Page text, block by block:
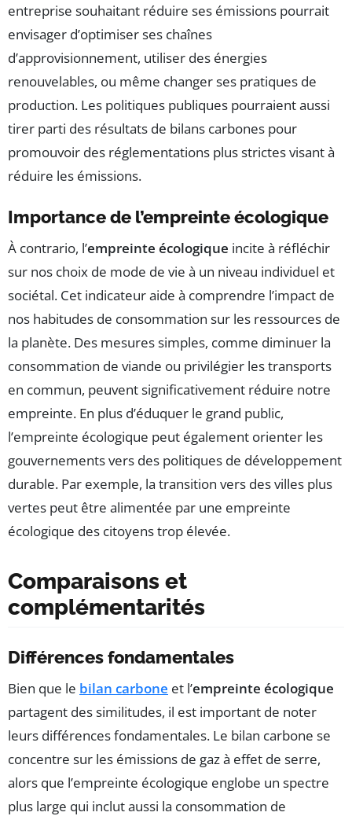
entreprise souhaitant réduire ses émissions pourrait
envisager d’optimiser ses chaînes
d’approvisionnement, utiliser des énergies
renouvelables, ou même changer ses pratiques de
production. Les politiques publiques pourraient aussi
tirer parti des résultats de bilans carbones pour
promouvoir des réglementations plus strictes visant à
réduire les émissions.
Importance de l’empreinte écologique
À contrario, l’empreinte écologique incite à réfléchir
sur nos choix de mode de vie à un niveau individuel et
sociétal. Cet indicateur aide à comprendre l’impact de
nos habitudes de consommation sur les ressources de
la planète. Des mesures simples, comme diminuer la
consommation de viande ou privilégier les transports
en commun, peuvent significativement réduire notre
empreinte. En plus d’éduquer le grand public,
l’empreinte écologique peut également orienter les
gouvernements vers des politiques de développement
durable. Par exemple, la transition vers des villes plus
vertes peut être alimentée par une empreinte
écologique des citoyens trop élevée.
Comparaisons et
complémentarités
Différences fondamentales
Bien que le bilan carbone et l’empreinte écologique
partagent des similitudes, il est important de noter
leurs différences fondamentales. Le bilan carbone se
concentre sur les émissions de gaz à effet de serre,
alors que l’empreinte écologique englobe un spectre
plus large qui inclut aussi la consommation de